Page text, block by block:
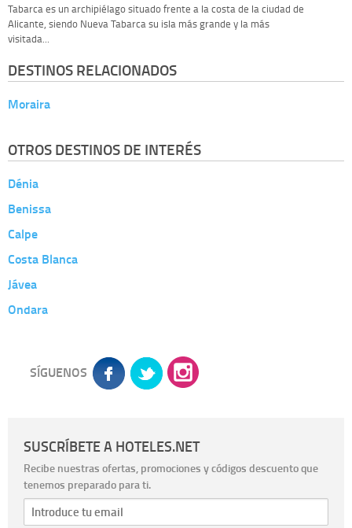
Tabarca es un archipiélago situado frente a la costa de la ciudad de
Alicante, siendo Nueva Tabarca su isla más grande y la más
visitada...
DESTINOS RELACIONADOS
Moraira
OTROS DESTINOS DE INTERÉS
Dénia
Benissa
Calpe
Costa Blanca
Jávea
Ondara
SÍGUENOS
SUSCRÍBETE A HOTELES.NET
Recibe nuestras ofertas, promociones y códigos descuento que
tenemos preparado para ti.